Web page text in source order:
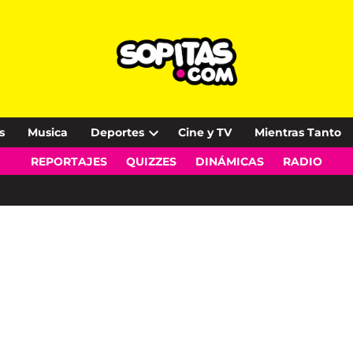
Musica Deportes
Open
dropdown
Cine y TV Mientras Tanto
REPORTAJES QUIZZES DINÁMICAS RADIO